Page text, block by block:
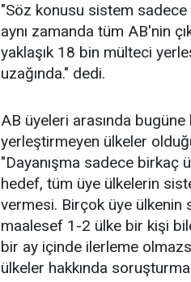
"Söz konusu sistem sadece
aynı zamanda tüm AB'nin
yaklaşık 18 bin mülteci
uzağında." dedi.
AB üyeleri arasında bugüne
yerleştirmeyen ülkeler
"Dayanışma sadece birkaç
hedef, tüm üye ülkelerin
vermesi. Birçok üye ülkenin
maalesef 1-2 ülke bir kişi
bir ay içinde ilerleme
ülkeler hakkında